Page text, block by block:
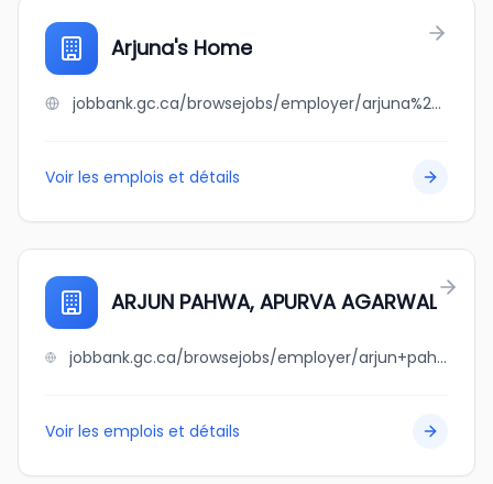
Arjuna's Home
jobbank.gc.ca/browsejobs/employer/arjuna%27s+home/ca
Voir les emplois et détails
ARJUN PAHWA, APURVA AGARWAL
jobbank.gc.ca/browsejobs/employer/arjun+pahwa%2C+apurva+agarwal/ca
Voir les emplois et détails